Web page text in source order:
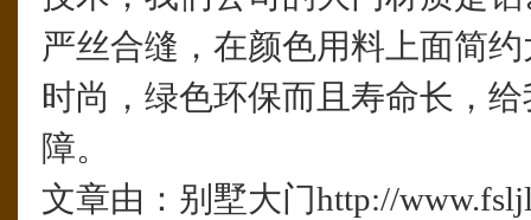
严丝合缝，在颜色用料上面简
时尚，绿色环保而且寿命长，
障。
文章由：别墅大门http://